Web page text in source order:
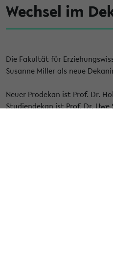
Wechsel im
Die Fakultät für
Susanne Miller als neue
Neuer Prodekan ist Prof. Dr.
Studiendekan ist Prof. Dr. Uwe